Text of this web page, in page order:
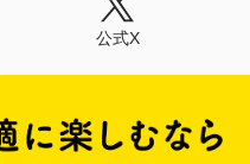
公式X